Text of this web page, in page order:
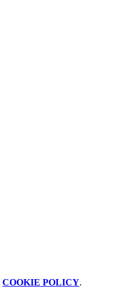
COOKIE POLICY.